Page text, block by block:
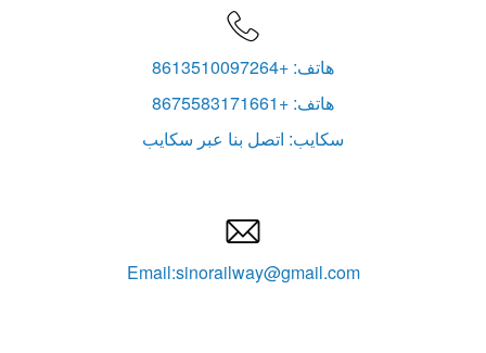

هاتف: +8613510097264
هاتف: +8675583171661
سكايب: اتصل بنا عبر سكايب

Email:sinorailway@gmail.com